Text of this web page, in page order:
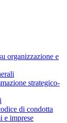
organizzazione e
strategico-
di condotta
e imprese